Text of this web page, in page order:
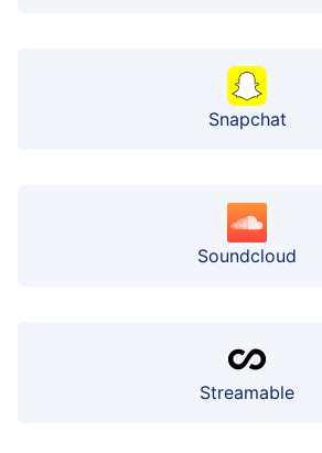
Snapchat
Soundcloud
Streamable